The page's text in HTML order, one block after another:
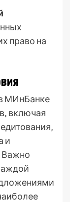
право на
МИнБанке
включая
и
Важно